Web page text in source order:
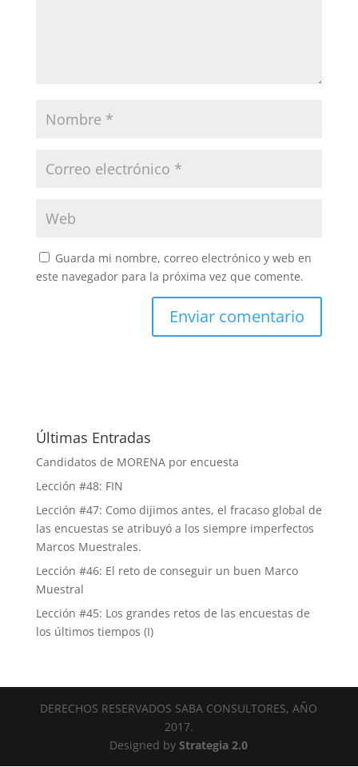
Guarda mi nombre, correo electrónico y web en
este navegador para la próxima vez que comente.
Últimas Entradas
Candidatos de MORENA por encuesta
Lección #48: FIN
Lección #47: Como dijimos antes, el fracaso global de
las encuestas se atribuyó a los siempre imperfectos
Marcos Muestrales.
Lección #46: El reto de conseguir un buen Marco
Muestral
Lección #45: Los grandes retos de las encuestas de
los últimos tiempos (I)
DERECHOS RESERVADOS SABA CONSULTORES, AÑO
2017.
Designed byStrategia 2.0